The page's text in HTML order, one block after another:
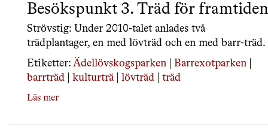
Besökspunkt 3. Träd för framtiden
Strövstig: Under 2010-talet anlades två
trädplantager, en med lövträd och en med barr-träd.
Etiketter: Ädellövskogsparken Barrexotparken
barrträd
kulturträ| lövträd träd
Läs mer